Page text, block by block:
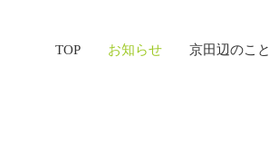
TOP お知らせ 京田辺のこと